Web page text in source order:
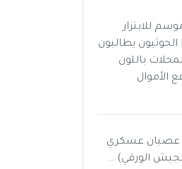
للابتزاز
الحوثيون يطالبون
باللون
الأموال
| عصيان عسكري
الورقي) ..